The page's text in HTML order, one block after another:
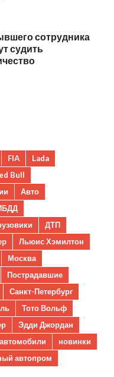
сотрудника
судить
FIA
Lada
Bull
Авто
ДТП
Льюис Хэмилтон
Москва
Пострадавшие
Санкт-Петербург
Тото Вольф
Эдди Джордан
новинки
автопром